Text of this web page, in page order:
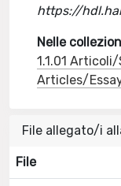
https://
Nelle
1.1.01
Articles/
File allegato/i
File